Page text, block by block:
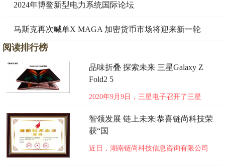
2024年博鳌新型电力系统国际论坛
马斯克再次喊单X MAGA 加密货币市场将迎来新一轮
牛市
阅读排行榜
品味折叠 探索未来 三星Galaxy Z
Fold2 5
2020年9月9日，三星电子召开了三星
次发布会上，三星电子颠覆了传统的发布
会形式，别出心裁地邀请了国际钢琴大师
刘泽煊出席，通过三个独立的篇章品鉴了
智领发展 链上未来|恭喜链尚科技荣
获“国
近日，湖南链尚科技信息咨询有限公司